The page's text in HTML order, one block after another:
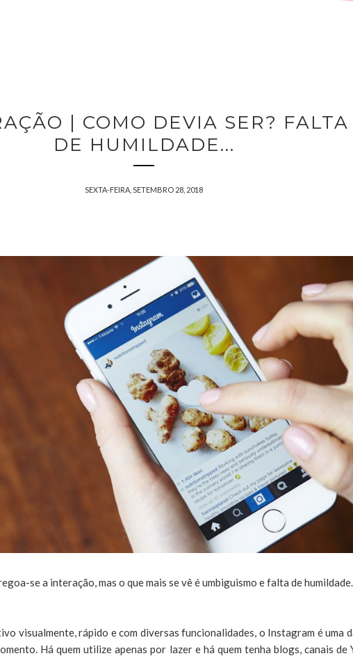
| COMO DEVIA SER? FALTA
DE HUMILDADE...
SEXTA-FEIRA, SETEMBRO 28, 2018
se a interação, mas o que mais se vê é umbiguismo e falta de
visualmente, rápido e com diversas funcionalidades, o Instagram é uma
Há quem utilize apenas por lazer e há quem tenha blogs, canais de